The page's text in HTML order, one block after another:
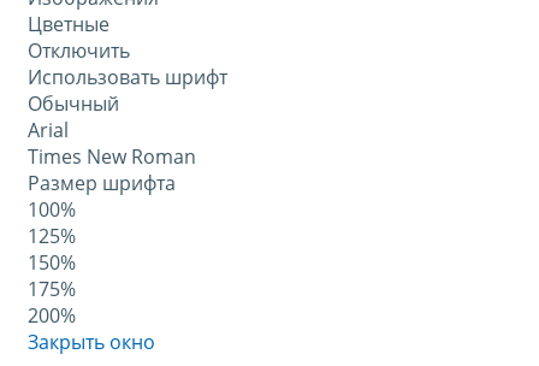
Цветные
Отключить
Использовать шрифт
Обычный
Arial
Times New Roman
Размер шрифта
100%
125%
150%
175%
200%
Закрыть окно